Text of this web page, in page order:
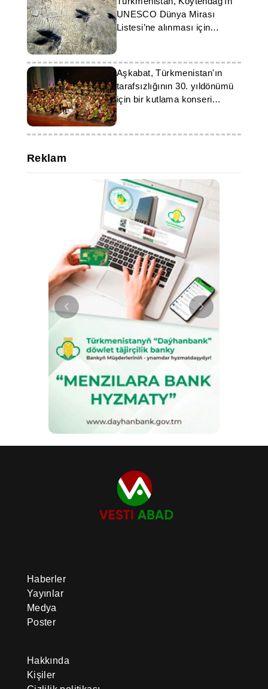
UNESCO Dünya Mirası
Listesi’ne alınması için
başvuruyu hazırlıyor
Aşkabat, Türkmenistan'ın
tarafsızlığının 30. yıldönümü
için bir kutlama konseri
hazırladı
Reklam
Haberler
Yayınlar
Medya
Poster
Hakkında
Kişiler